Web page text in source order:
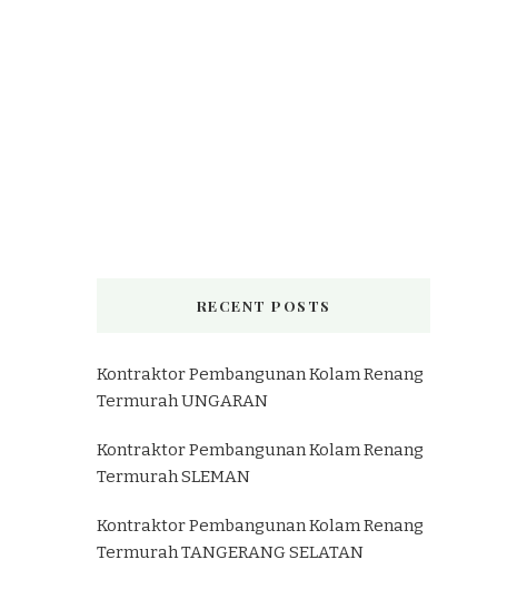
RECENT POSTS
Kontraktor Pembangunan Kolam Renang
Termurah UNGARAN
Kontraktor Pembangunan Kolam Renang
Termurah SLEMAN
Kontraktor Pembangunan Kolam Renang
Termurah TANGERANG SELATAN